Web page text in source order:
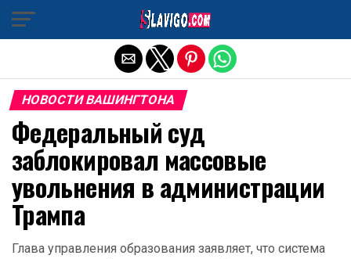
НОВОСТИ ВАШИНГТОНА
Федеральный суд
заблокировал массовые
увольнения в администрации
Трампа
Глава управления образования заявляет, что система
Exit mobile version